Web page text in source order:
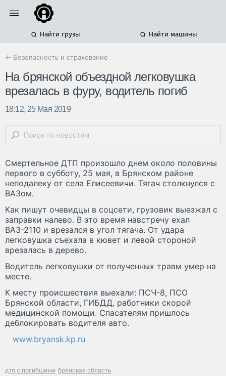
Найти грузы Найти машины
← Безопасность и страхование
На брянской объездной легковушка
врезалась в фуру, водитель погиб
18:12, 25 Мая 2019
Смертельное ДТП произошло днем около половины
первого в субботу, 25 мая, в Брянском районе
неподалеку от села Елисеевичи. Тягач столкнулся с
ВАЗом.
Как пишут очевидцы в соцсети, грузовик выезжал с
заправки налево. В это время навстречу ехал
ВАЗ-2110 и врезался в угол тягача. От удара
легковушка съехала в кювет и левой стороной
врезалась в дерево.
Водитель легковушки от полученных травм умер на
месте.
К месту происшествия выехали: ПСЧ-8, ПСО
Брянской области, ГИБДД, работники скорой
медицинской помощи. Спасателям пришлось
деблокировать водителя авто.
www.bryansk.kp.ru
дтп с погибшими брянская область